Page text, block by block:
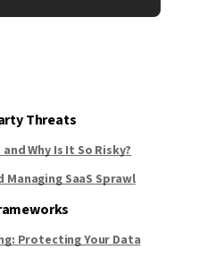
Threats
Why Is It So Risky?
SaaS Sprawl
Protecting Your Data